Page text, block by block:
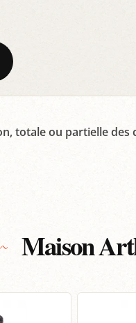
totale ou partielle des
Maison